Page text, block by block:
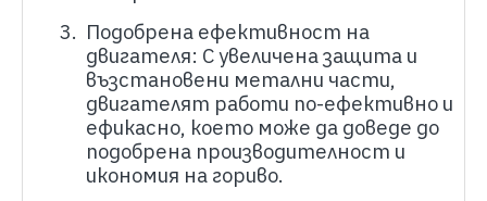
3. Подобрена ефективност на
двигателя: С увеличена защита и
възстановени метални части,
двигателят работи по-ефективно и
ефикасно, което може да доведе до
подобрена производителност и
икономия на гориво.